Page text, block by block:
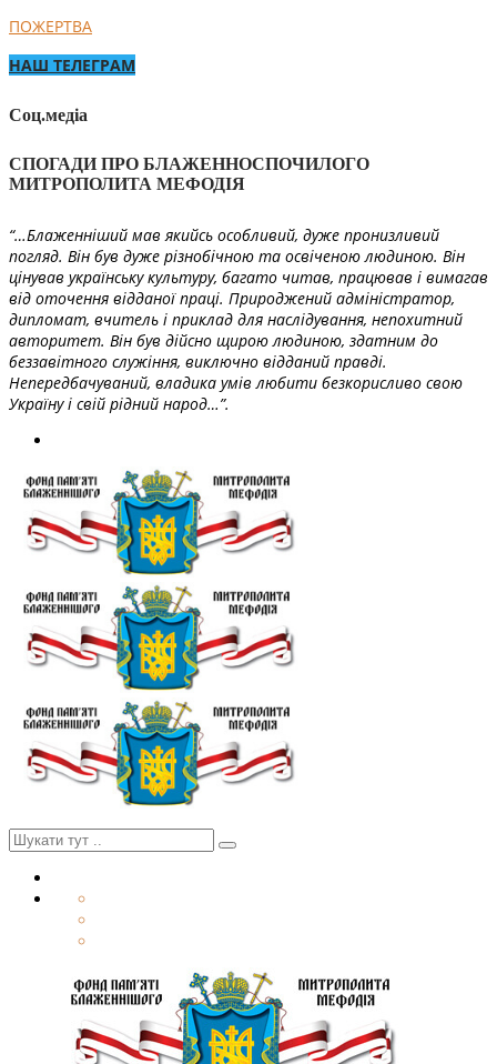
ПОЖЕРТВА
НАШ ТЕЛЕГРАМ
Соц.медіа
СПОГАДИ ПРО БЛАЖЕННОСПОЧИЛОГО
МИТРОПОЛИТА МЕФОДІЯ
“…Блаженніший мав якийсь особливий, дуже пронизливий
погляд. Він був дуже різнобічною та освіченою людиною. Він
цінував українську культуру, багато читав, працював і вимагав
від оточення відданої праці. Природжений адміністратор,
дипломат, вчитель і приклад для наслідування, непохитний
авторитет. Він був дійсно щирою людиною, здатним до
беззавітного служіння, виключно відданий правді.
Непередбачуваний, владика умів любити безкорисливо свою
Україну і свій рідний народ…”.